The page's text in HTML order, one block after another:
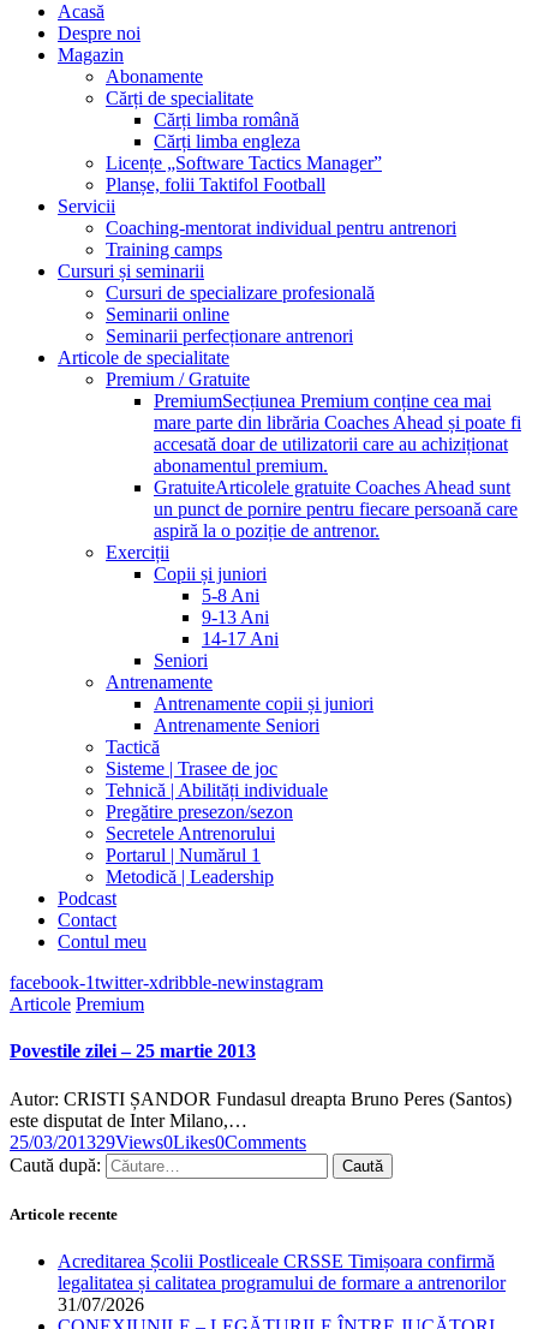
Acasă
Despre noi
Magazin
Abonamente
Cărți de specialitate
Cărți limba română
Cărți limba engleza
Licențe „Software Tactics Manager”
Planșe, folii Taktifol Football
Servicii
Coaching-mentorat individual pentru antrenori
Training camps
Cursuri și seminarii
Cursuri de specializare profesională
Seminarii online
Seminarii perfecționare antrenori
Articole de specialitate
Premium / Gratuite
PremiumSecțiunea Premium conține cea mai
mare parte din librăria Coaches Ahead și poate fi
accesată doar de utilizatorii care au achiziționat
abonamentul premium.
GratuiteArticolele gratuite Coaches Ahead sunt
un punct de pornire pentru fiecare persoană care
aspiră la o poziție de antrenor.
Exerciții
Copii și juniori
5-8 Ani
9-13 Ani
14-17 Ani
Seniori
Antrenamente
Antrenamente copii și juniori
Antrenamente Seniori
Tactică
Sisteme | Trasee de joc
Tehnică | Abilități individuale
Pregătire presezon/sezon
Secretele Antrenorului
Portarul | Numărul 1
Metodică | Leadership
Podcast
Contact
Contul meu
facebook-1twitter-xdribble-newinstagram
Articole Premium
Povestile zilei – 25 martie 2013
Autor: CRISTI ȘANDOR Fundasul dreapta Bruno Peres (Santos)
este disputat de Inter Milano,…
25/03/201329Views0Likes0Comments
Caută după:
Articole recente
Acreditarea Școlii Postliceale CRSSE Timișoara confirmă
legalitatea și calitatea programului de formare a antrenorilor
31/07/2026